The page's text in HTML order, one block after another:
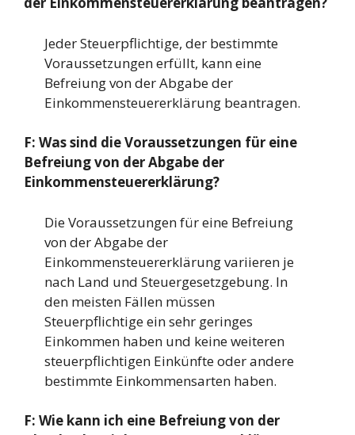
Jeder Steuerpflichtige, der bestimmte
Voraussetzungen erfüllt, kann eine
Befreiung von der Abgabe der
Einkommensteuererklärung beantragen.
F: Was sind die Voraussetzungen für eine
Befreiung von der Abgabe der
Einkommensteuererklärung?
Die Voraussetzungen für eine Befreiung
von der Abgabe der
Einkommensteuererklärung variieren je
nach Land und Steuergesetzgebung. In
den meisten Fällen müssen
Steuerpflichtige ein sehr geringes
Einkommen haben und keine weiteren
steuerpflichtigen Einkünfte oder andere
bestimmte Einkommensarten haben.
F: Wie kann ich eine Befreiung von der